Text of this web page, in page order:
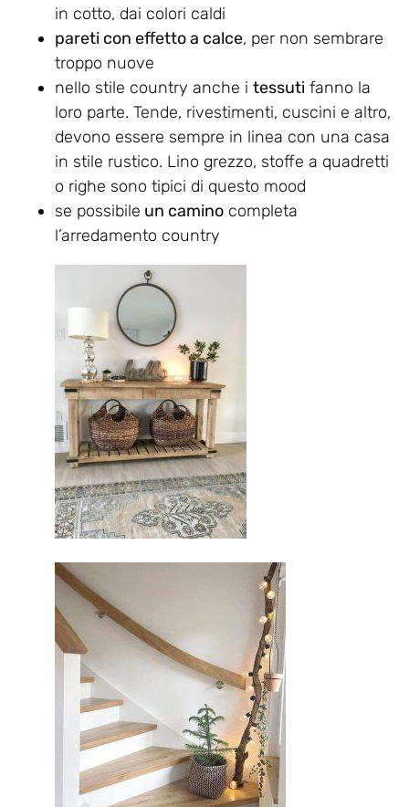
in cotto, dai colori caldi
pareti con effetto a calce, per non sembrare
troppo nuove
nello stile country anche i tessuti fanno la
loro parte. Tende, rivestimenti, cuscini e altro,
devono essere sempre in linea con una casa
in stile rustico. Lino grezzo, stoffe a quadretti
o righe sono tipici di questo mood
se possibile un camino completa
l’arredamento country